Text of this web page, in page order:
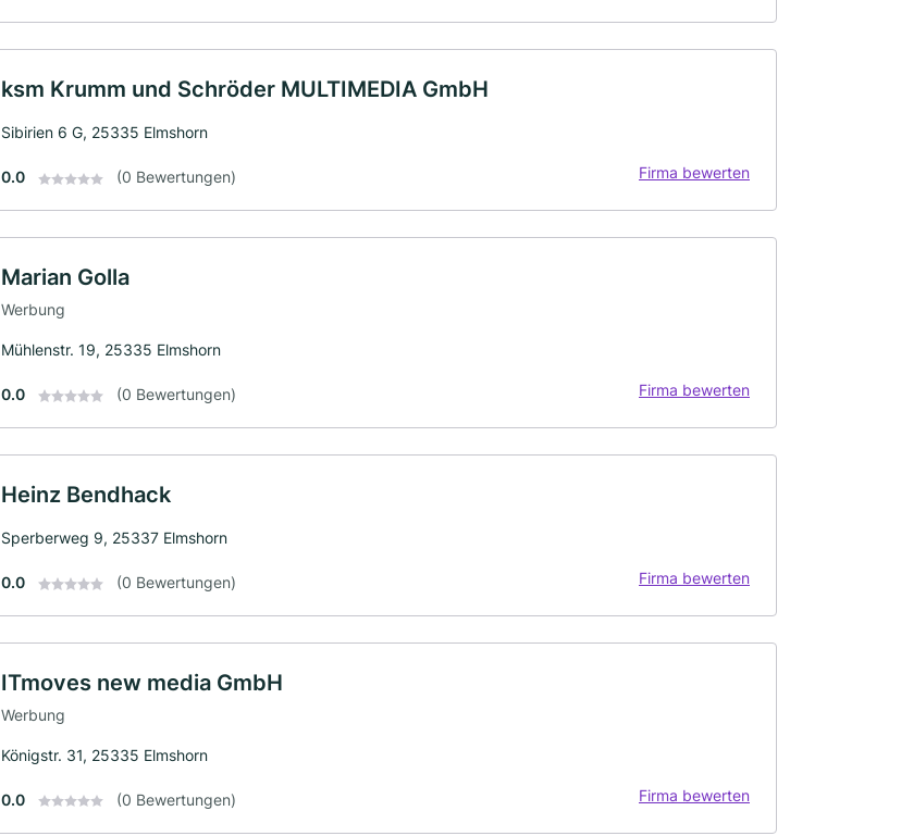
ksm Krumm und Schröder MULTIMEDIA GmbH
Sibirien 6 G, 25335 Elmshorn
0.0 (0 Bewertungen) Firma bewerten
Marian Golla
Werbung
Mühlenstr. 19, 25335 Elmshorn
0.0 (0 Bewertungen) Firma bewerten
Heinz Bendhack
Sperberweg 9, 25337 Elmshorn
0.0 (0 Bewertungen) Firma bewerten
ITmoves new media GmbH
Werbung
Königstr. 31, 25335 Elmshorn
0.0 (0 Bewertungen) Firma bewerten